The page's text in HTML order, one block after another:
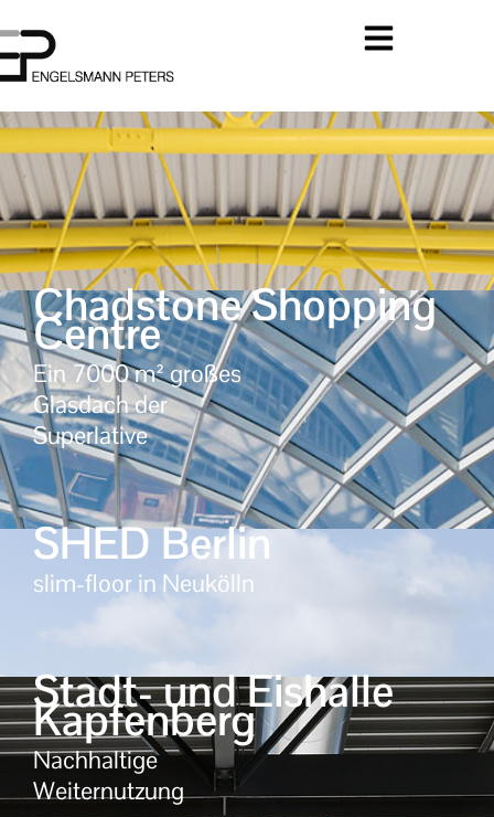
Chadstone Shopping
Centre
Ein 7000 m² großes
Glasdach der
Superlative
SHED Berlin
slim-floor in Neukölln
Stadt- und Eishalle
Kapfenberg
Nachhaltige
Weiternutzung